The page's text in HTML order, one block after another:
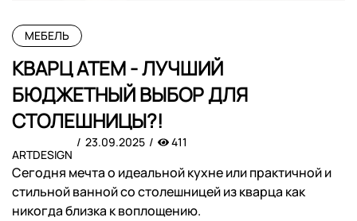
МЕБЕЛЬ
КВАРЦ АТЕМ - ЛУЧШИЙ
БЮДЖЕТНЫЙ ВЫБОР ДЛЯ
СТОЛЕШНИЦЫ?!
ARTDESIGN
23.09.2025 411
Сегодня мечта о идеальной кухне или практичной и
стильной ванной со столешницей из кварца как
никогда близка к воплощению.